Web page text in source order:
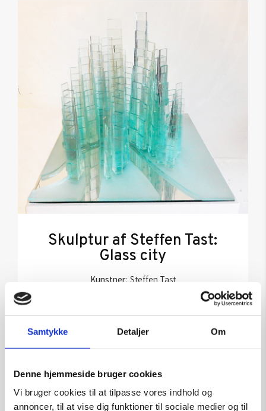
Samtykke Detaljer Om
Denne hjemmeside bruger cookies
Vi bruger cookies til at tilpasse vores indhold og
annoncer, til at vise dig funktioner til sociale medier og til
Skulptur af Steffen Tast:
Glass city
Kunstner: Steffen Tast
kr.10.500,00